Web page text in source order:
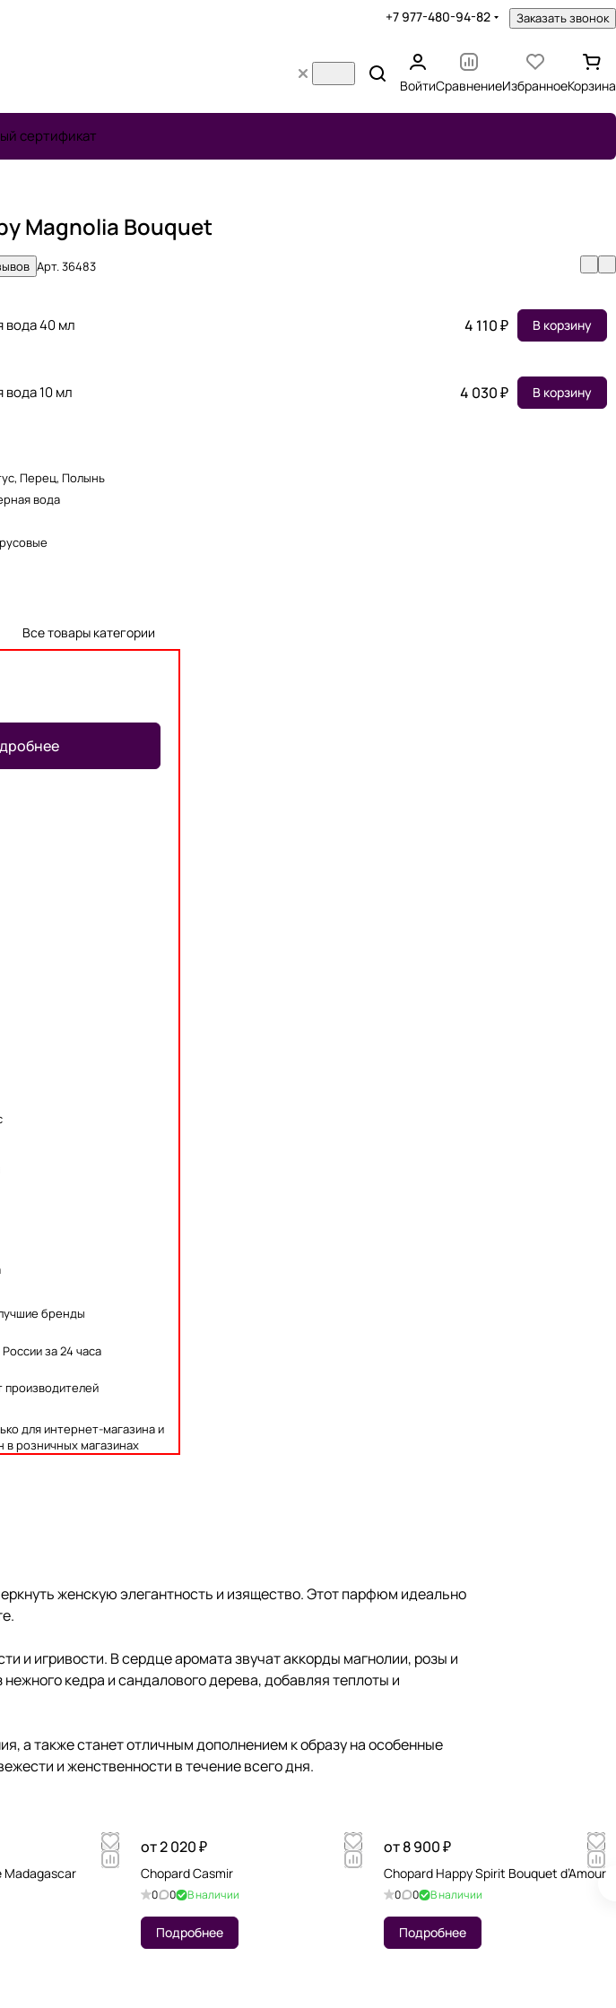
+7 977-480-94-82 Заказать звонок
ВойтиСравнениеИзбранноеКорзина
сертификат
Magnolia Bouquet
Арт.36483
вода 40 мл 4 110 ₽ В корзину
вода 10 мл 4 030 ₽ В корзину
Перец, Полынь
вода
Все товары категории
бренды
за 24 часа
производителей
для интернет-магазина и
в розничных магазинах
женскую элегантность и изящество. Этот парфюм идеально
и игривости. В сердце аромата звучат аккорды магнолии, розы и
кедра и сандалового дерева, добавляя теплоты и
а также станет отличным дополнением к образу на особенные
и женственности в течение всего дня.
Madagascar
от 2 020 ₽
Chopard Casmir
0 0 В наличии
Подробнее
от 8 900 ₽
Chopard Happy Spirit Bouquet d’Amour
0 0 В наличии
Подробнее